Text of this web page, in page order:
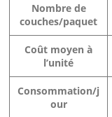
Nombre de
couches/paquet
Coût moyen à
l’unité
Consommation/j
our